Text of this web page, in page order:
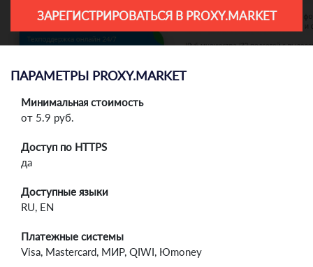
ЗАРЕГИСТРИРОВАТЬСЯ В PROXY.MARKET
ПАРАМЕТРЫ PROXY.MARKET
Минимальная стоимость
от 5.9 руб.
Доступ по HTTPS
да
Доступные языки
RU, EN
Платежные системы
Visa, Mastercard, МИР, QIWI, Юmoney